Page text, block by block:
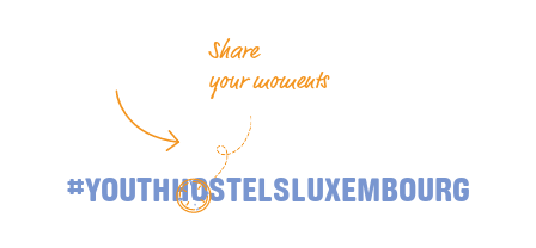
Share
your moments
#YOUTHHOSTELSLUXEMBOURG